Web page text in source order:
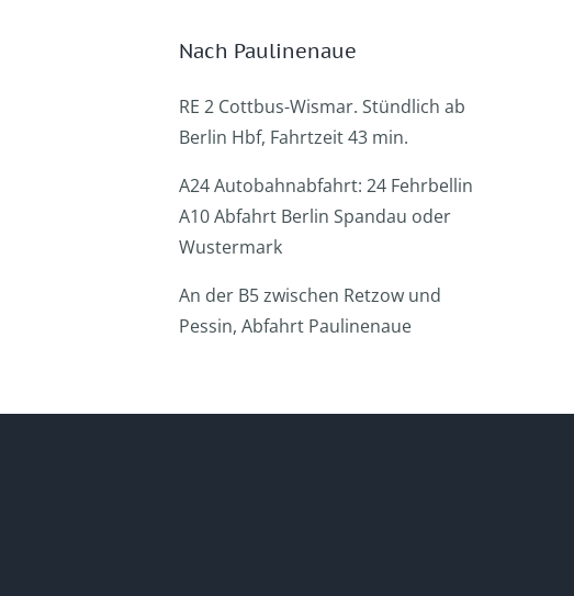
Nach Paulinenaue
RE 2 Cottbus-Wismar. Stündlich ab
Berlin Hbf, Fahrtzeit 43 min.
A24 Autobahnabfahrt: 24 Fehrbellin
A10 Abfahrt Berlin Spandau oder
Wustermark
An der B5 zwischen Retzow und
Pessin, Abfahrt Paulinenaue